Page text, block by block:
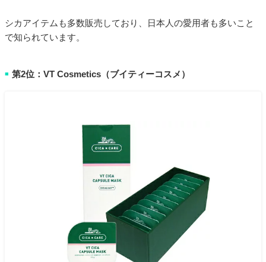
シカアイテムも多数販売しており、日本人の愛用者も多いこと
で知られています。
■ 第2位：VT Cosmetics（ブイティーコスメ）